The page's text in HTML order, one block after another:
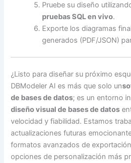
Pruebe su diseño
pruebas SQL en vivo.
Exporte los diagramas
generados (PDF/JSON)
¿Listo para diseñar su próximo
DBModeler AI es más que solo un
de bases de datos; es un entorno
diseño visual de bases de datos
velocidad y fiabilidad. Estamos
actualizaciones futuras
formatos avanzados de
opciones de personalización más